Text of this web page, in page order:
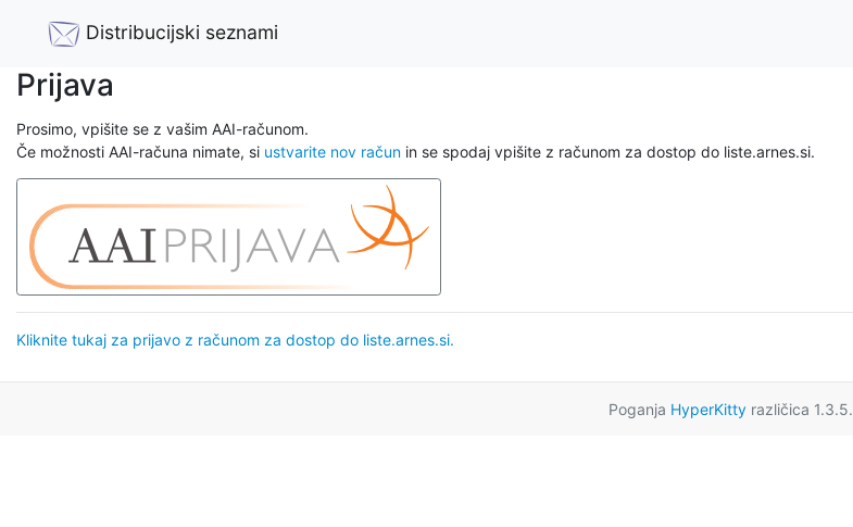
Distribucijski seznami
Prijava
Prosimo, vpišite se z vašim AAI-računom.
Če možnosti AAI-računa nimate, si ustvarite nov račun in se spodaj vpišite z računom za dostop do liste.arnes.si.
Kliknite tukaj za prijavo z računom za dostop do liste.arnes.si.
Poganja HyperKittyrazličica 1.3.5.